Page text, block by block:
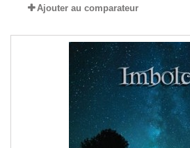
Ajouter au comparateur